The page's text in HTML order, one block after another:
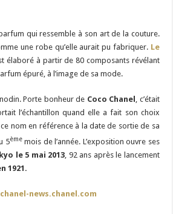
qui ressemble à son art de la couture.
une robe qu’elle aurait pu fabriquer. Le
élaboré à partir de 80 composants révélant
épuré, à l’image de sa mode.
Porte bonheur de Coco Chanel
, c’était
l’échantillon quand elle a fait son choix
nom en référence à la date de sortie de sa
5èmemois de l’année. L’exposition ouvre ses
le 5 mai 2013, 92 ans après le lancement
1921.
chanel-news.chanel.com